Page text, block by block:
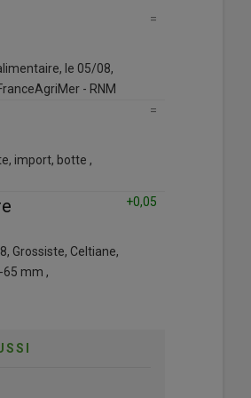
jaune, sec, Pays-Bas,
- RNM
Guyot, France, cat. I, 70-
- RNM
DOM, extra ,